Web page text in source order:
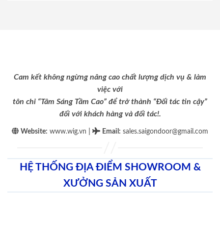
Cam kết không ngừng nâng cao chất lượng dịch vụ & làm
việc với
tôn chỉ “Tâm Sáng Tầm Cao” để trở thành “Đối tác tin cậy”
đối với khách hàng và đối tác!.
Website: www.wig.vn Email : sales.saigondoor@gmail.com
HỆ THỐNG ĐỊA ĐIỂM SHOWROOM &
XƯỞNG SẢN XUẤT